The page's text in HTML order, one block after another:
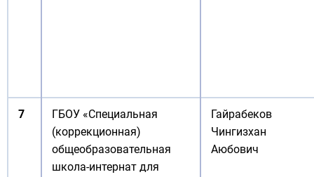
7
ГБОУ «Специальная
(коррекционная)
общеобразовательная
школа-интернат для
Гайрабеков
Чингизхан
Аюбович